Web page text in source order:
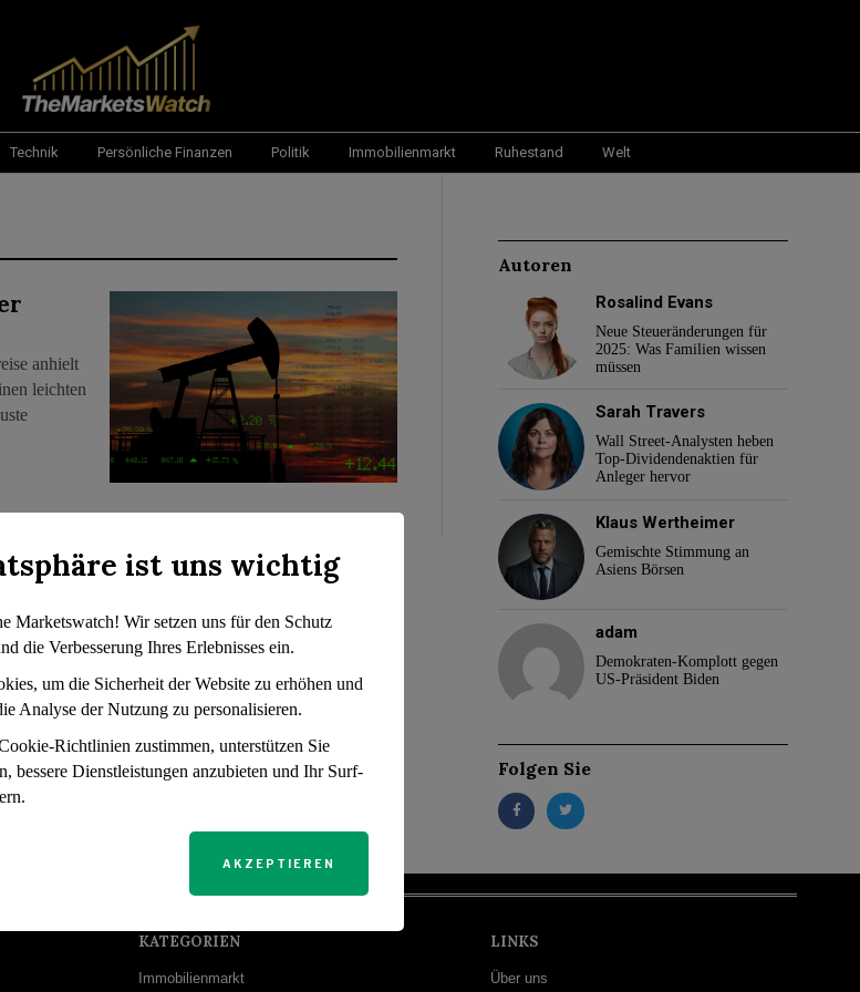
Technik Persönliche Finanzen Politik Immobilienmarkt Ruhestand Welt
anhielt
leichten
Autoren
Rosalind Evans
Neue Steueränderungen für
2025: Was Familien wissen
müssen
Sarah Travers
Wall Street-Analysten heben
Top-Dividendenaktien für
Anleger hervor
Klaus Wertheimer
Gemischte Stimmung an
Asiens Börsen
adam
Demokraten-Komplott gegen
US-Präsident Biden
Folgen Sie
KATEGORIEN
Immobilienmarkt
LINKS
Über uns
ist uns wichtig
Marketswatch! Wir setzen uns für den Schutz
die Verbesserung Ihres Erlebnisses ein.
um die Sicherheit der Website zu erhöhen und
Analyse der Nutzung zu personalisieren.
Richtlinien zustimmen, unterstützen Sie
bessere Dienstleistungen anzubieten und Ihr Surf-
AKZEPTIEREN